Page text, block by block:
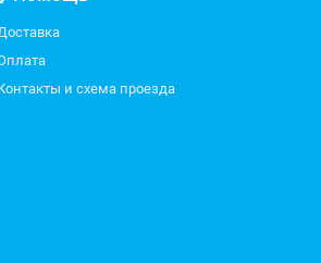
и схема проезда